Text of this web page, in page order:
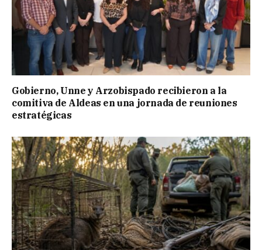
Gobierno, Unne y Arzobispado recibieron a la
comitiva de Aldeas en una jornada de reuniones
estratégicas